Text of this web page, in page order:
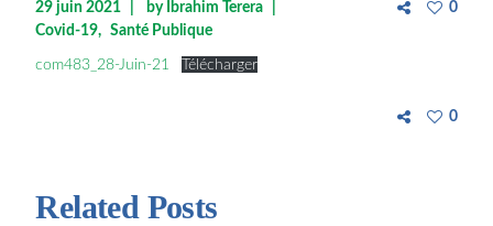
29 juin 2021 by Ibrahim Terera
Covid-19
Santé Publique
0
com483_28-Juin-21 Télécharger
0
Related Posts